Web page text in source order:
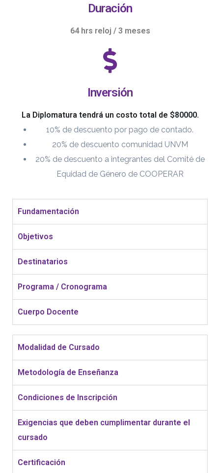
Duración
64 hrs reloj / 3 meses
Inversión
La Diplomatura tendrá un costo total de $80000.
10% de descuento por pago de contado.
20% de descuento comunidad UNVM
20% de descuento a integrantes del Comité de
Equidad de Género de COOPERAR
Fundamentación
Objetivos
Destinatarios
Programa / Cronograma
Cuerpo Docente
Modalidad de Cursado
Metodología de Enseñanza
Condiciones de Inscripción
Exigencias que deben cumplimentar durante el
cursado
Certificación